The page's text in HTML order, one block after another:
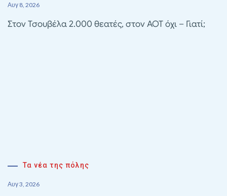
Αυγ 8, 2026
Στον Τσουβέλα 2.000 θεατές, στον ΑΟΤ όχι – Γιατί;
Τα νέα της πόλης
Αυγ 3, 2026